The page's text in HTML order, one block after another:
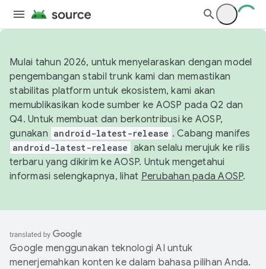
Mulai tahun 2026, untuk menyelaraskan dengan model
pengembangan stabil trunk kami dan memastikan
stabilitas platform untuk ekosistem, kami akan
memublikasikan kode sumber ke AOSP pada Q2 dan
Q4. Untuk membuat dan berkontribusi ke AOSP,
gunakan android-latest-release . Cabang manifes
android-latest-release akan selalu merujuk ke rilis
terbaru yang dikirim ke AOSP. Untuk mengetahui
informasi selengkapnya, lihat Perubahan pada AOSP.
Google menggunakan teknologi AI untuk
menerjemahkan konten ke dalam bahasa pilihan Anda.